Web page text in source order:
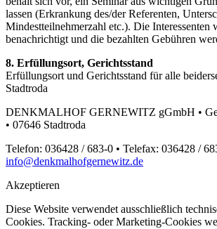
lassen (Erkrankung des/der Referenten,
Mindestteilnehmerzahl etc.). Die Interessenten
benachrichtigt und die bezahlten Gebühren
8. Erfüllungsort, Gerichtsstand
Erfüllungsort und Gerichtsstand für alle
Stadtroda
DENKMALHOF GERNEWITZ gGmbH •
• 07646 Stadtroda
Telefon: 036428 / 683-0 • Telefax: 036428 /
info@denkmalhofgernewitz.de
Akzeptieren
Diese Website verwendet ausschließlich
Cookies. Tracking- oder Marketing-Cookies